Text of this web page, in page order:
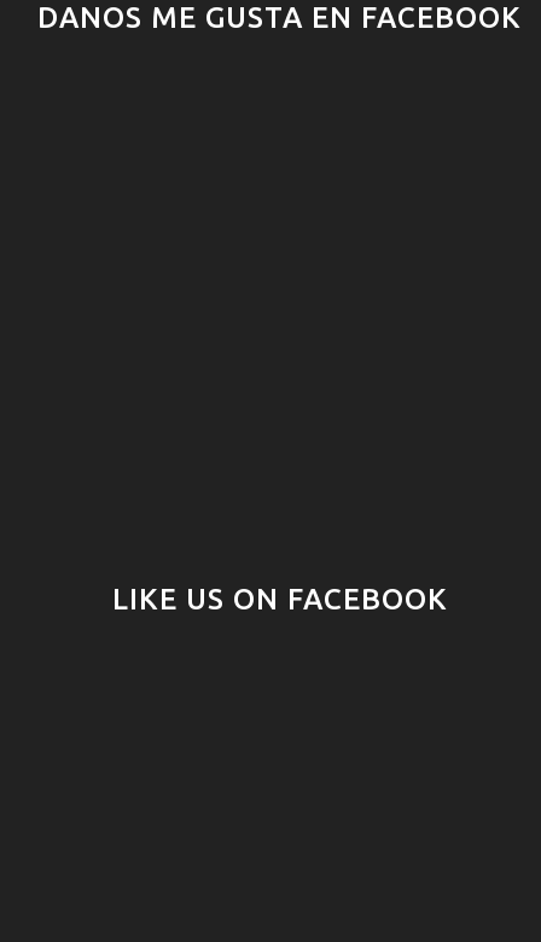
DANOS ME GUSTA EN FACEBOOK
LIKE US ON FACEBOOK